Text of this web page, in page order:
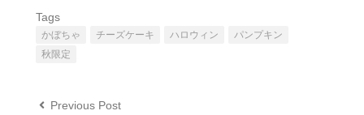
Tags
かぼちゃ チーズケーキ ハロウィン
パンプキン
秋限定
Previous Post